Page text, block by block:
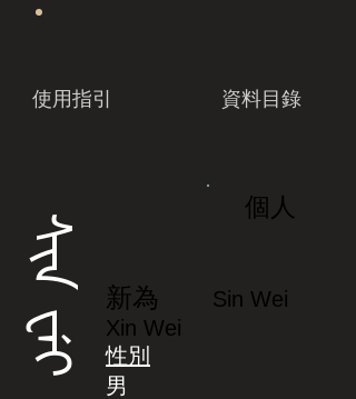
使用指引 資料目錄
ᠰᡳᠨ ᠸᡝᡳ
個人
新為
Sin Wei
Xin Wei
性別
男